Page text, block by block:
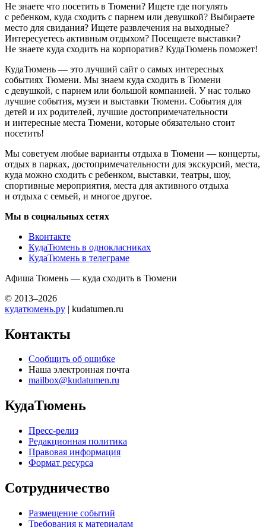
Не знаете что посетить в Тюмени? Ищете где погулять
с ребенком, куда сходить с парнем или девушкой? Выбираете
место для свидания? Ищете развлечения на выходные?
Интересуетесь активным отдыхом? Посещаете выставки?
Не знаете куда сходить на корпоратив? КудаТюмень поможет!
КудаТюмень — это лучший сайт о самых интересных
событиях Тюмени. Мы знаем куда сходить в Тюмени
с девушкой, с парнем или большой компанией. У нас только
лучшие события, музеи и выставки Тюмени. События для
детей и их родителей, лучшие достопримечательности
и интересные места Тюмени, которые обязательно стоит
посетить!
Мы советуем любые варианты отдыха в Тюмени — концерты,
отдых в парках, достопримечательности для экскурсий, места,
куда можно сходить с ребенком, выставки, театры, шоу,
спортивные мероприятия, места для активного отдыха
и отдыха с семьей, и многое другое.
Мы в социальных сетях
Вконтакте
КудаТюмень в однокласниках
КудаТюмень в телеграме
Афиша Тюмень — куда сходить в Тюмени
© 2013–2026
кудатюмень.ру | kudatumen.ru
Контакты
Сообщить об ошибке
Наша электронная почта
mailbox@kudatumen.ru
КудаТюмень
Пресс-релиз
Редакционная политика
Правовая информация
Формат ресурса
Сотрудничество
Размещение событий
Требования к материалам